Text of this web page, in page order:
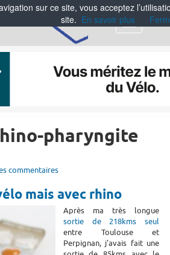
Menu
pharyngite
commentaires
mais avec rhino
Après ma très longue
sortie de 218kms seul
entre Toulouse et
Perpignan, j'avais fait une
sur ce site, vous acceptez
site. En savoir plus